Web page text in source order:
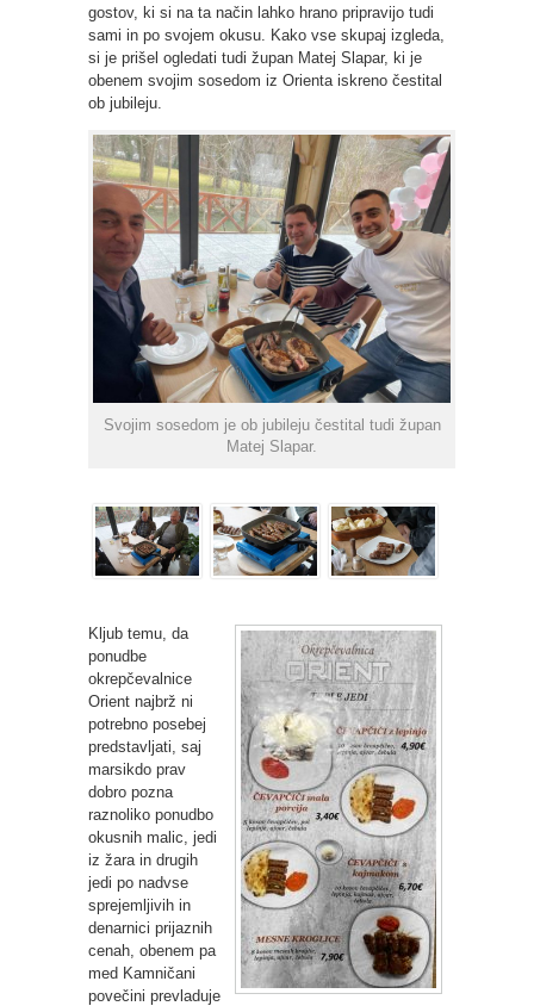
gostov, ki si na ta način lahko hrano pripravijo tudi
sami in po svojem okusu. Kako vse skupaj izgleda,
si je prišel ogledati tudi župan Matej Slapar, ki je
obenem svojim sosedom iz Orienta iskreno čestital
ob jubileju.
Svojim sosedom je ob jubileju čestital tudi župan
Matej Slapar.
Kljub temu, da
ponudbe
okrepčevalnice
Orient najbrž ni
potrebno posebej
predstavljati, saj
marsikdo prav
dobro pozna
raznoliko ponudbo
okusnih malic, jedi
iz žara in drugih
jedi po nadvse
sprejemljivih in
denarnici prijaznih
cenah, obenem pa
med Kamničani
povečini prevladuje